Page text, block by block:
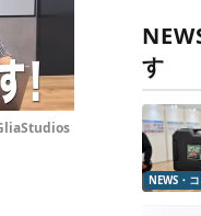
す
NEWS・